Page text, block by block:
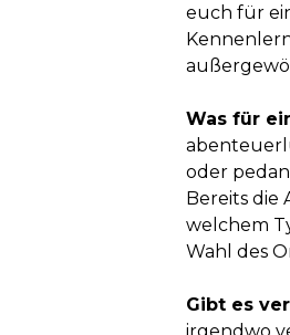
euch für
Was für
oder
Bereits die
welchem
Wahl des
Gibt es
irgendwo